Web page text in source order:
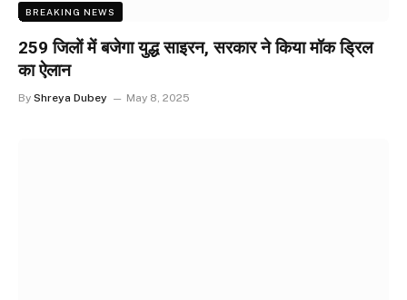
BREAKING NEWS
259 जिलों में बजेगा युद्ध साइरन, सरकार ने किया मॉक ड्रिल
का ऐलान
By Shreya Dubey May 8, 2025